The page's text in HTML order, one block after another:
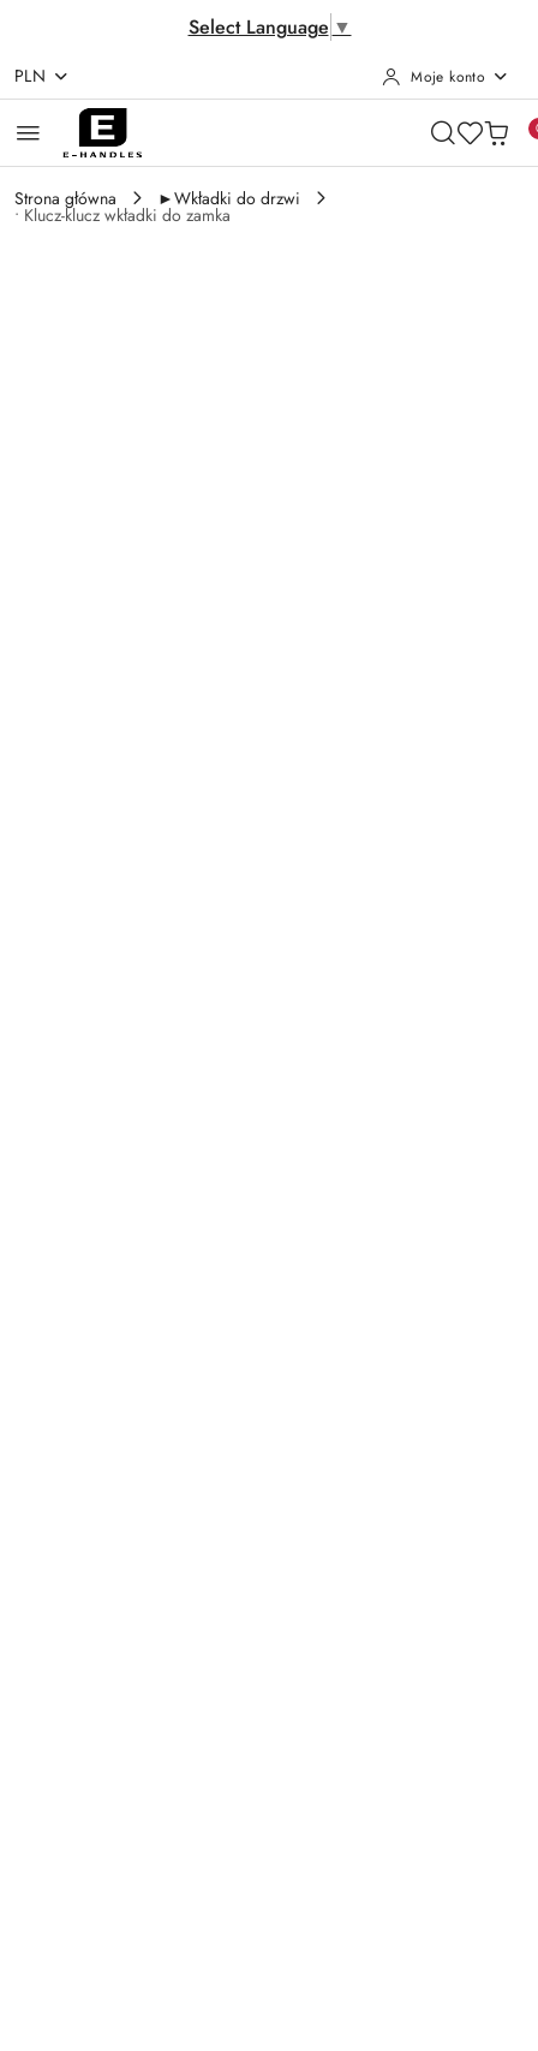
Select Language ▼
Przejdź do treści głównej
Przejdź do wyszukiwarki
Przejdź do moje konto
Przejdź do menu głównego
Przejdź do opisu produktu
Przejdź do stopki
PLN Moje konto
Strona główna ►Wkładki do drzwi
• Klucz-klucz wkładki do zamka